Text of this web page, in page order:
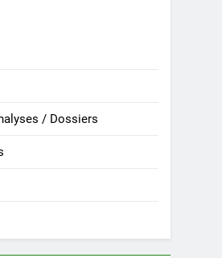
/ Dossiers